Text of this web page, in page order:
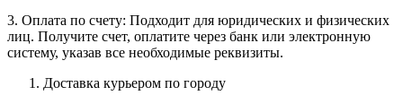
3. Оплата по счету: Подходит для юридических и физических
лиц. Получите счет, оплатите через банк или электронную
систему, указав все необходимые реквизиты.
Доставка курьером по городу